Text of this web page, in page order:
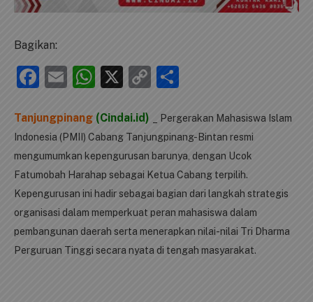
Bagikan:
Facebook
EmailWhatsApp
X
Copy
Tanjungpinang (Cindai.id)
_ Pergerakan Mahasiswa Islam
Indonesia (PMII) Cabang Tanjungpinang-Bintan resmi
mengumumkan kepengurusan barunya, dengan Ucok
Fatumobah Harahap sebagai Ketua Cabang terpilih.
Kepengurusan ini hadir sebagai bagian dari langkah strategis
organisasi dalam memperkuat peran mahasiswa dalam
pembangunan daerah serta menerapkan nilai-nilai Tri Dharma
Perguruan Tinggi secara nyata di tengah masyarakat.